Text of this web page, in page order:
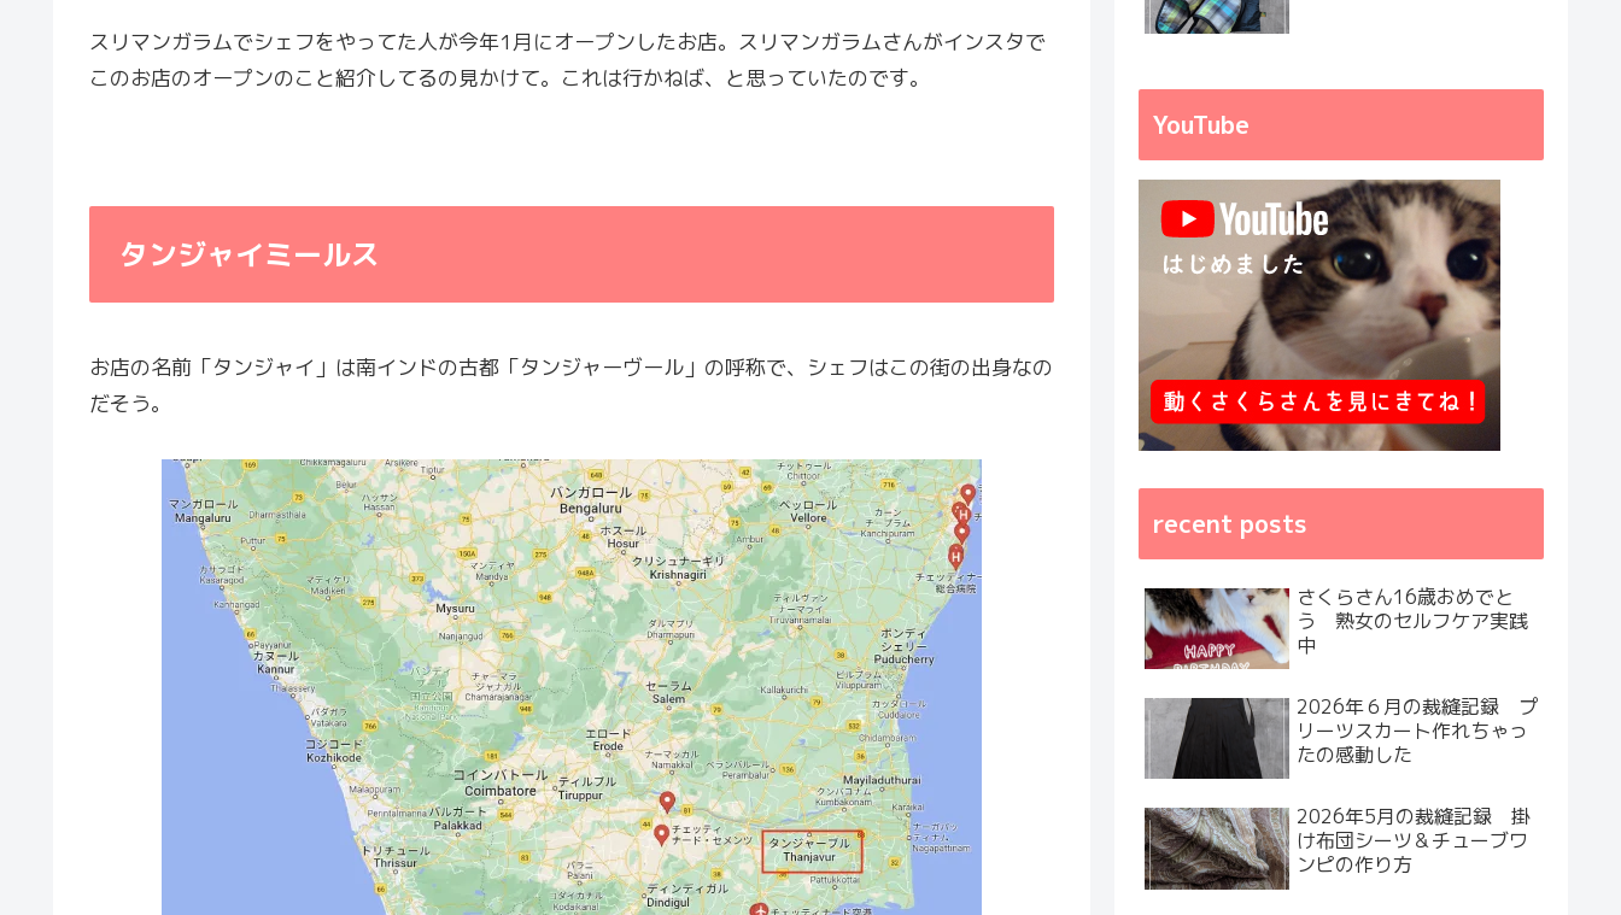
スリマンガラムでシェフをやってた人が今年1月にオープンしたお店。スリマンガラムさんがインスタで
このお店のオープンのこと紹介してるの見かけて。これは行かねば、と思っていたのです。
タンジャイミールス
お店の名前「タンジャイ」は南インドの古都「タンジャーヴール」の呼称で、シェフはこの街の出身なの
だそう。
YouTube
recent posts
さくらさん16歳おめでと
う 熟女のセルフケア実践
中
2026年６月の裁縫記録 プ
リーツスカート作れちゃっ
たの感動した
2026年5月の裁縫記録 掛
け布団シーツ＆チューブワ
ンピの作り方